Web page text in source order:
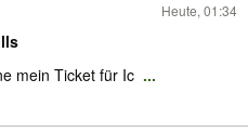
Heute, 01:34
mein Ticket für Ic ...